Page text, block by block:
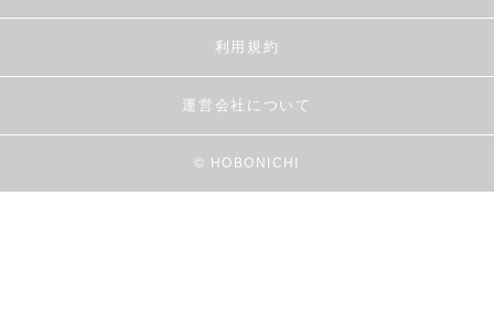
利用規約
運営会社について
© HOBONICHI